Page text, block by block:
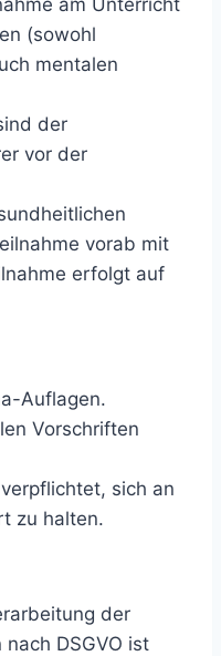
am Unterricht
(sowohl
mentalen
der
vor der
vorab mit
erfolgt auf
Auflagen.
Vorschriften
sich an
zu halten.
der
DSGVO ist